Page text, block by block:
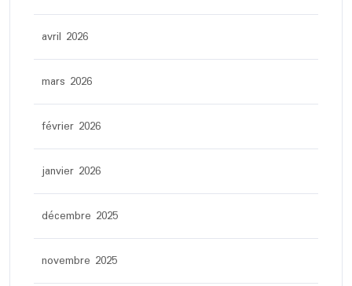
avril 2026
mars 2026
février 2026
janvier 2026
décembre 2025
novembre 2025